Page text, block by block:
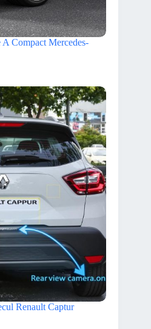
A Compact Mercedes-
Renault Captur